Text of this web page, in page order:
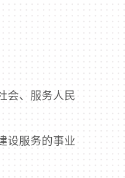
会、服务人民
设服务的事业